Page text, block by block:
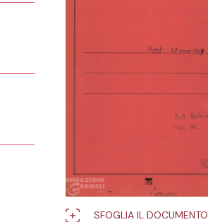
SFOGLIA IL DOCUMENTO